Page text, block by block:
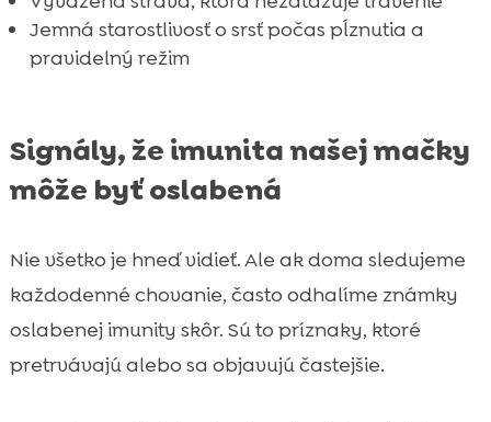
Jemná starostlivosť o srsť počas pĺznutia a
pravidelný režim
Signály, že imunita našej mačky
môže byť oslabená
Nie všetko je hneď vidieť. Ale ak doma sledujeme
každodenné chovanie, často odhalíme známky
oslabenej imunity skôr. Sú to príznaky, ktoré
pretrvávajú alebo sa objavujú častejšie.